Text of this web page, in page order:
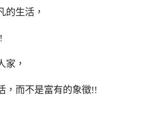
的生活，
家，
，而不是富有的象徵!!